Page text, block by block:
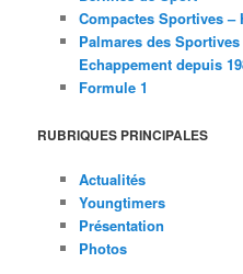
Compactes Sportives –
Palmares des
Echappement depuis
Formule 1
RUBRIQUES PRINCIPALES
Actualités
Youngtimers
Présentation
Photos